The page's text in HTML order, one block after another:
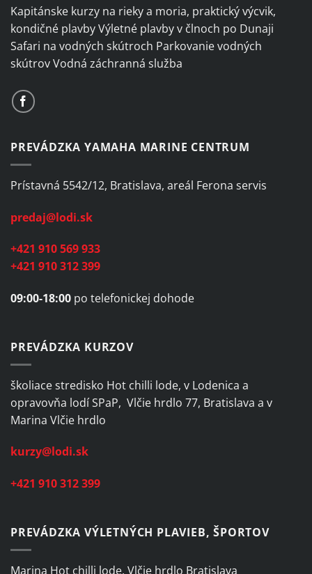
product
page
product
page
Kapitánske kurzy na rieky a moria, praktický výcvik,
kondičné plavby Výletné plavby v člnoch po Dunaji
Safari na vodných skútroch Parkovanie vodných
skútrov Vodná záchranná služba
PREVÁDZKA YAMAHA MARINE CENTRUM
Prístavná 5542/12, Bratislava, areál Ferona servis
predaj@lodi.sk
+421 910 569 933
+421 910 312 399
09:00-18:00 po telefonickej dohode
PREVÁDZKA KURZOV
školiace stredisko Hot chilli lode, v Lodenica a
opravovňa lodí SPaP, Vlčie hrdlo 77, Bratislava a v
Marina Vlčie hrdlo
kurzy@lodi.sk
+421 910 312 399
PREVÁDZKA VÝLETNÝCH PLAVIEB, ŠPORTOV
Marina Hot chilli lode, Vlčie hrdlo Bratislava